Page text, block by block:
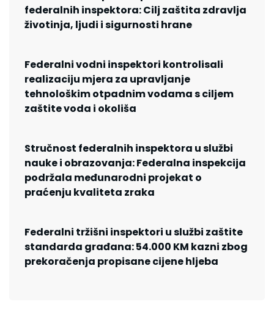
federalnih inspektora: Cilj zaštita zdravlja
životinja, ljudi i sigurnosti hrane
Federalni vodni inspektori kontrolisali
realizaciju mjera za upravljanje
tehnološkim otpadnim vodama s ciljem
zaštite voda i okoliša
Stručnost federalnih inspektora u službi
nauke i obrazovanja: Federalna inspekcija
podržala međunarodni projekat o
praćenju kvaliteta zraka
Federalni tržišni inspektori u službi zaštite
standarda građana: 54.000 KM kazni zbog
prekoračenja propisane cijene hljeba